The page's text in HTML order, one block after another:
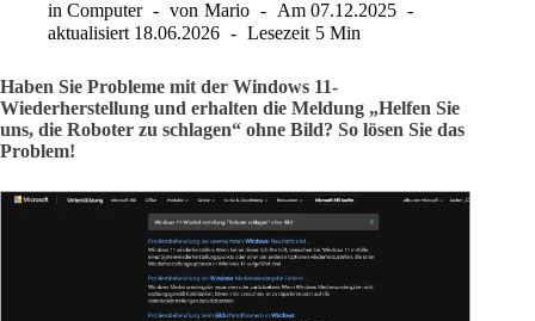
in Computer von Mario Am 07.12.2025
aktualisiert 18.06.2026 Lesezeit 5 Min
Haben Sie Probleme mit der Windows 11-
Wiederherstellung und erhalten die Meldung „Helfen Sie
uns, die Roboter zu schlagen“ ohne Bild? So lösen Sie das
Problem!